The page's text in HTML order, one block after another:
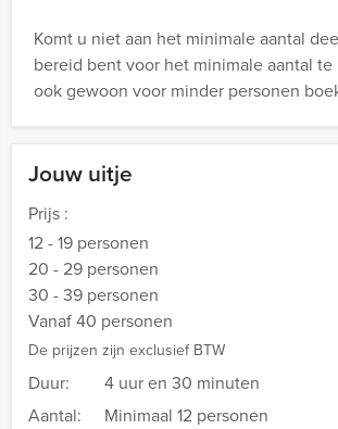
Jouw uitje
Prijs :
12 - 19 personen
20 - 29 personen
30 - 39 personen
Vanaf 40 personen
De prijzen zijn exclusief BTW
Duur:
4 uur en 30 minuten
Aantal:
Minimaal 12 personen
Komt u niet aan het minimale aantal
bereid bent voor het minimale aantal
ook gewoon voor minder personen